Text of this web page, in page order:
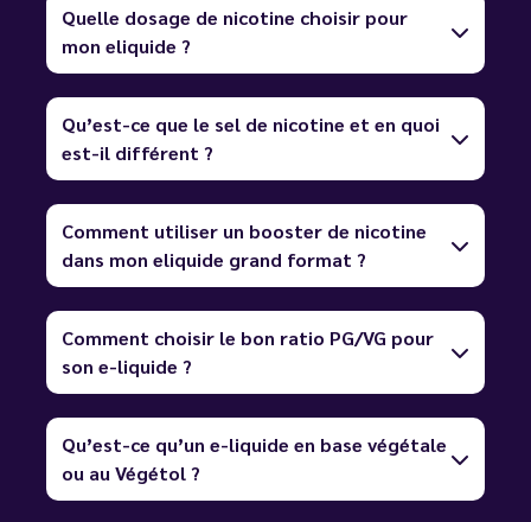
Quelle dosage de nicotine choisir pour
mon eliquide ?
Qu’est-ce que le sel de nicotine et en quoi
est-il différent ?
Comment utiliser un booster de nicotine
dans mon eliquide grand format ?
Comment choisir le bon ratio PG/VG pour
son e-liquide ?
Qu’est-ce qu’un e-liquide en base végétale
ou au Végétol ?